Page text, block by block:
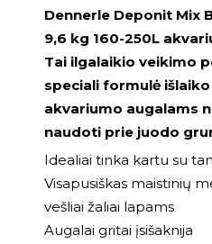
Dennerle Deponit Mix
9,6 kg 160-250L
Tai ilgalaikio veikimo
speciali formulė
akvariumo augalams
naudoti prie juodo
Idealiai tinka kartu su
Visapusiškas maistinių
vešliai žaliai lapams
Augalai gritai įsišaknija